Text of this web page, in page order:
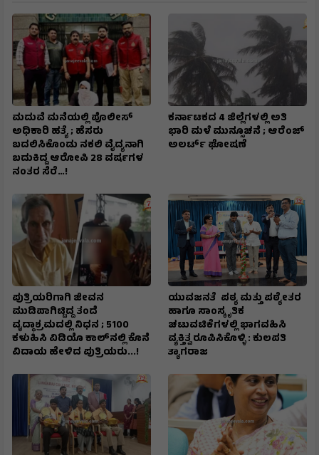
ಮದುವೆ ಮನೆಯಲ್ಲಿ ಪೊಲೀಸ್
ಅಧಿಕಾರಿ ಹತ್ಯೆ ; ಹೆಸರು
ಬದಲಿಸಿಕೊಂಡು ನಕಲಿ ವೈದ್ಯನಾಗಿ
ಬದುಕಿದ್ದ ಆರೋಪಿ 28 ವರ್ಷಗಳ
ನಂತರ ಸೆರೆ…!
ಕರ್ನಾಟಕದ 4 ಜಿಲ್ಲೆಗಳಲ್ಲಿ ಅತಿ
ಭಾರಿ ಮಳೆ ಮುನ್ಸೂಚನೆ ; ಆರೆಂಜ್‌
ಅಲರ್ಟ್‌ ಘೋಷಣೆ
ಪುತ್ರಿಯರಿಗಾಗಿ ಜೀವನ
ಮುಡಿಪಾಗಿಟ್ಟಿದ್ದ ತಂದೆ
ವೃದ್ಧಾಶ್ರಮದಲ್ಲಿ ನಿಧನ ; ₹5100
ಕಳುಹಿಸಿ ವಿಡಿಯೊ ಕಾಲ್‌ನಲ್ಲಿ ಕೊನೆ
ವಿದಾಯ ಹೇಳಿದ ಪುತ್ರಿಯರು...!
ಯುವಜನತೆ ಪಠ್ಯ ಮತ್ತು ಪಠ್ಯೇತರ
ಹಾಗೂ ಸಾಂಸ್ಕೃತಿಕ
ಚಟುವಟಿಕೆಗಳಲ್ಲಿ ಭಾಗವಹಿಸಿ
ವ್ಯಕ್ತಿತ್ವ ರೂಪಿಸಿಕೊಳ್ಳಿ : ಕುಲಪತಿ
ತ್ಯಾಗರಾಜ